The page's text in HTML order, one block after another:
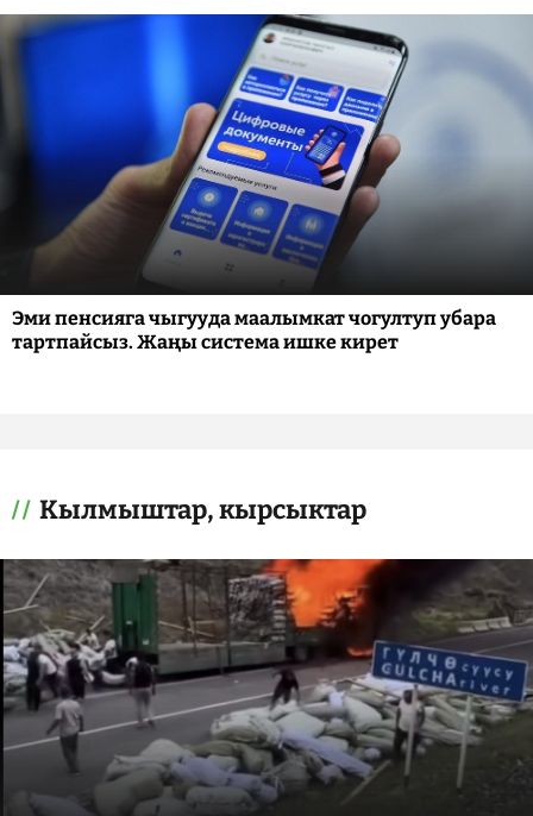
Эми пенсияга чыгууда маалымкат чогултуп убара
тартпайсыз. Жаңы система ишке кирет
Кылмыштар, кырсыктар